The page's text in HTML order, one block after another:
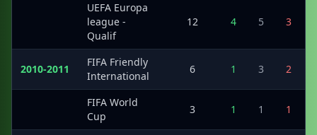
UEFA Europa
league -
Qualif
12 4 5 3
2010-2011
FIFA Friendly
International
6 1 3 2
FIFA World
Cup
3 1 1 1